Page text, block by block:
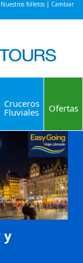
Nuestros folletos | Cambiar
Cruceros
Fluviales Ofertas
y